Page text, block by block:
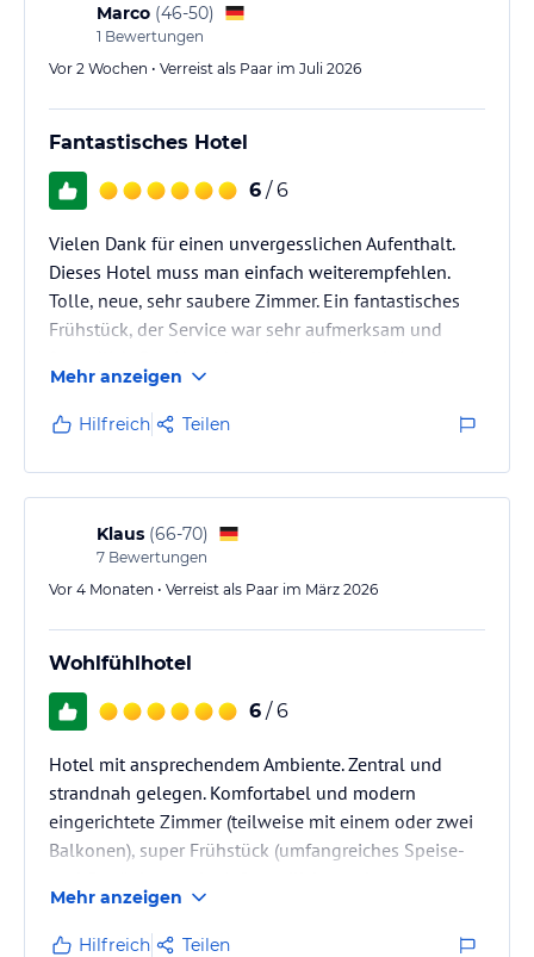
Marco (46-50)
1 Bewertungen
Vor 2 Wochen • Verreist als Paar im Juli 2026
Fantastisches Hotel
6 / 6
Vielen Dank für einen unvergesslichen Aufenthalt.
Dieses Hotel muss man einfach weiterempfehlen.
Tolle, neue, sehr saubere Zimmer. Ein fantastisches
Frühstück, der Service war sehr aufmerksam und
sehr sehr sehr zufrieden !
Mehr anzeigen
Hilfreich Teilen
Klaus (66-70)
7 Bewertungen
Vor 4 Monaten • Verreist als Paar im März 2026
Wohlfühlhotel
6 / 6
Hotel mit ansprechendem Ambiente. Zentral und
strandnah gelegen. Komfortabel und modern
eingerichtete Zimmer (teilweise mit einem oder zwei
Balkonen), super Frühstück (umfangreiches Speise-
zuvorkommende Servicekräfte, Parkplatz /Aufzug/Bar
vorhanden.
Mehr anzeigen
Hilfreich Teilen